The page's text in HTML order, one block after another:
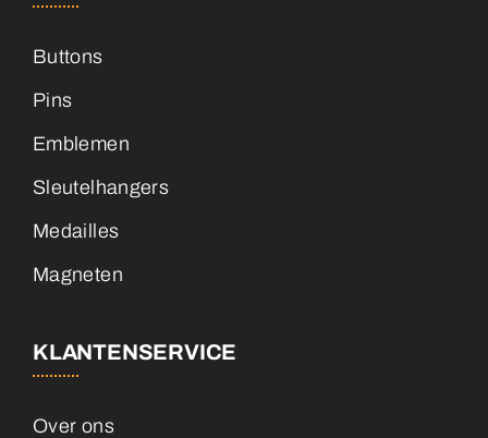
Buttons
Pins
Emblemen
Sleutelhangers
Medailles
Magneten
KLANTENSERVICE
Over ons